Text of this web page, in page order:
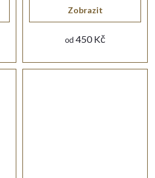
od 450 Kč
Zobrazit